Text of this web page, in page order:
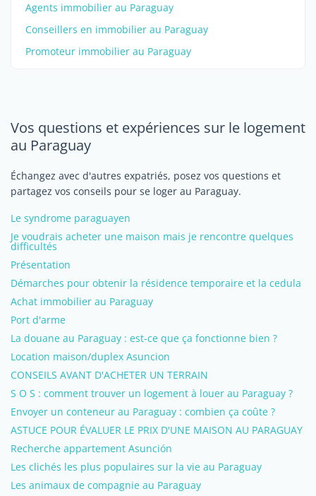
Agents immobilier au Paraguay
Conseillers en immobilier au Paraguay
Promoteur immobilier au Paraguay
Vos questions et expériences sur le logement
au Paraguay
Échangez avec d'autres expatriés, posez vos questions et
partagez vos conseils pour se loger au Paraguay.
Le syndrome paraguayen
Je voudrais acheter une maison mais je rencontre quelques
difficultés
Présentation
Démarches pour obtenir la résidence temporaire et la cedula
Achat immobilier au Paraguay
Port d'arme
La douane au Paraguay : est-ce que ça fonctionne bien ?
Location maison/duplex Asuncion
CONSEILS AVANT D'ACHETER UN TERRAIN
S O S : comment trouver un logement à louer au Paraguay ?
Envoyer un conteneur au Paraguay : combien ça coûte ?
ASTUCE POUR ÉVALUER LE PRIX D'UNE MAISON AU PARAGUAY
Recherche appartement Asunción
Les clichés les plus populaires sur la vie au Paraguay
Les animaux de compagnie au Paraguay